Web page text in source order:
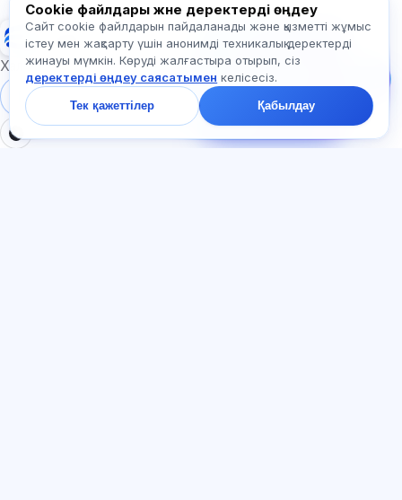
Exalify
Халықаралық тіл емтихандарына дайындық
Жүйеге кіру
Тіркеу
Бізге жазыңыз!
Тарифтер,
емтихандар немесе
неден бастау туралы
сұраңыз — чатта бір
минут ішінде жауап
береміз.
Cookie файлдары және деректерді өңдеу
Сайт cookie файлдарын пайдаланады және қызметті жұмыс
істеу мен жақсарту үшін анонимді техникалық деректерді
жинауы мүмкін. Көруді жалғастыра отырып, сіз
деректерді өңдеу саясатымен келісесіз.
Тек қажеттілер Қабылдау